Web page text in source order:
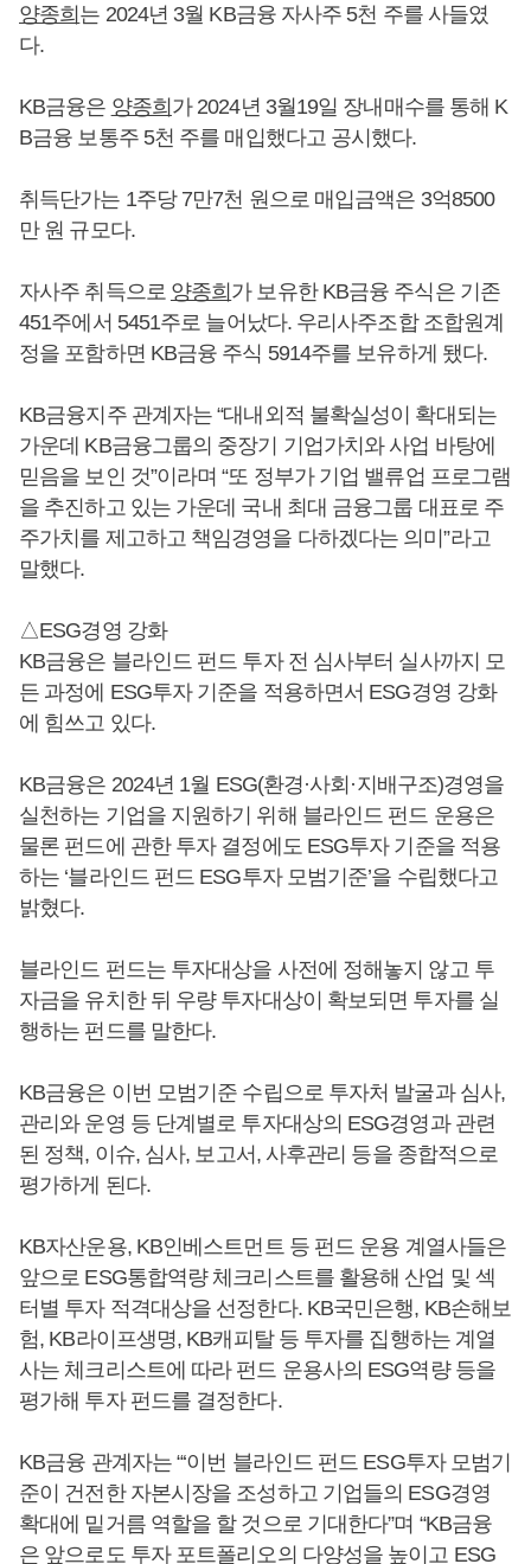
양종희는 2024년 3월 KB금융 자사주 5천 주를 사들였
다.
KB금융은 양종희가 2024년 3월19일 장내매수를 통해 K
B금융 보통주 5천 주를 매입했다고 공시했다.
취득단가는 1주당 7만7천 원으로 매입금액은 3억8500
만 원 규모다.
자사주 취득으로 양종희가 보유한 KB금융 주식은 기존
451주에서 5451주로 늘어났다. 우리사주조합 조합원계
정을 포함하면 KB금융 주식 5914주를 보유하게 됐다.
KB금융지주 관계자는 “대내외적 불확실성이 확대되는
가운데 KB금융그룹의 중장기 기업가치와 사업 바탕에
믿음을 보인 것”이라며 “또 정부가 기업 밸류업 프로그램
을 추진하고 있는 가운데 국내 최대 금융그룹 대표로 주
주가치를 제고하고 책임경영을 다하겠다는 의미”라고
말했다.
△ESG경영 강화
KB금융은 블라인드 펀드 투자 전 심사부터 실사까지 모
든 과정에 ESG투자 기준을 적용하면서 ESG경영 강화
에 힘쓰고 있다.
KB금융은 2024년 1월 ESG(환경·사회·지배구조)경영을
실천하는 기업을 지원하기 위해 블라인드 펀드 운용은
물론 펀드에 관한 투자 결정에도 ESG투자 기준을 적용
하는 ‘블라인드 펀드 ESG투자 모범기준’을 수립했다고
밝혔다.
블라인드 펀드는 투자대상을 사전에 정해놓지 않고 투
자금을 유치한 뒤 우량 투자대상이 확보되면 투자를 실
행하는 펀드를 말한다.
KB금융은 이번 모범기준 수립으로 투자처 발굴과 심사,
관리와 운영 등 단계별로 투자대상의 ESG경영과 관련
된 정책, 이슈, 심사, 보고서, 사후관리 등을 종합적으로
평가하게 된다.
KB자산운용, KB인베스트먼트 등 펀드 운용 계열사들은
앞으로 ESG통합역량 체크리스트를 활용해 산업 및 섹
터별 투자 적격대상을 선정한다. KB국민은행, KB손해보
험, KB라이프생명, KB캐피탈 등 투자를 집행하는 계열
사는 체크리스트에 따라 펀드 운용사의 ESG역량 등을
평가해 투자 펀드를 결정한다.
KB금융 관계자는 “‘이번 블라인드 펀드 ESG투자 모범기
준이 건전한 자본시장을 조성하고 기업들의 ESG경영
확대에 밑거름 역할을 할 것으로 기대한다”며 “KB금융
은 앞으로도 투자 포트폴리오의 다양성을 높이고 ESG